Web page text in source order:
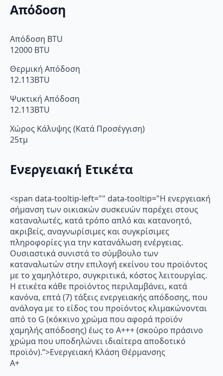
Απόδοση
Απόδοση BTU
12000 BTU
Θερμική Απόδοση
12.113BTU
Ψυκτική Απόδοση
12.113BTU
Χώρος Κάλυψης (Κατά Προσέγγιση)
25τμ
Ενεργειακή Ετικέτα
<span data-tooltip-left="" data-tooltip="Η ενεργειακή
σήμανση των οικιακών συσκευών παρέχει στους
καταναλωτές, κατά τρόπο απλό και κατανοητό,
ακριβείς, αναγνωρίσιμες και συγκρίσιμες
πληροφορίες για την κατανάλωση ενέργειας.
Ουσιαστικά συνιστά το σύμβουλο των
καταναλωτών στην επιλογή εκείνου του προϊόντος
με το χαμηλότερο, συγκριτικά, κόστος λειτουργίας.
Η ετικέτα κάθε προϊόντος περιλαμβάνει, κατά
κανόνα, επτά (7) τάξεις ενεργειακής απόδοσης, που
ανάλογα με το είδος του προϊόντος κλιμακώνονται
από το G (κόκκινο χρώμα που αφορά προϊόν
χαμηλής απόδοσης) έως το Α+++ (σκούρο πράσινο
χρώμα που υποδηλώνει ιδιαίτερα αποδοτικό
προϊόν).”>Ενεργειακή Κλάση Θέρμανσης
A+